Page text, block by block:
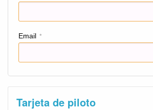
Email *
Tarjeta de piloto